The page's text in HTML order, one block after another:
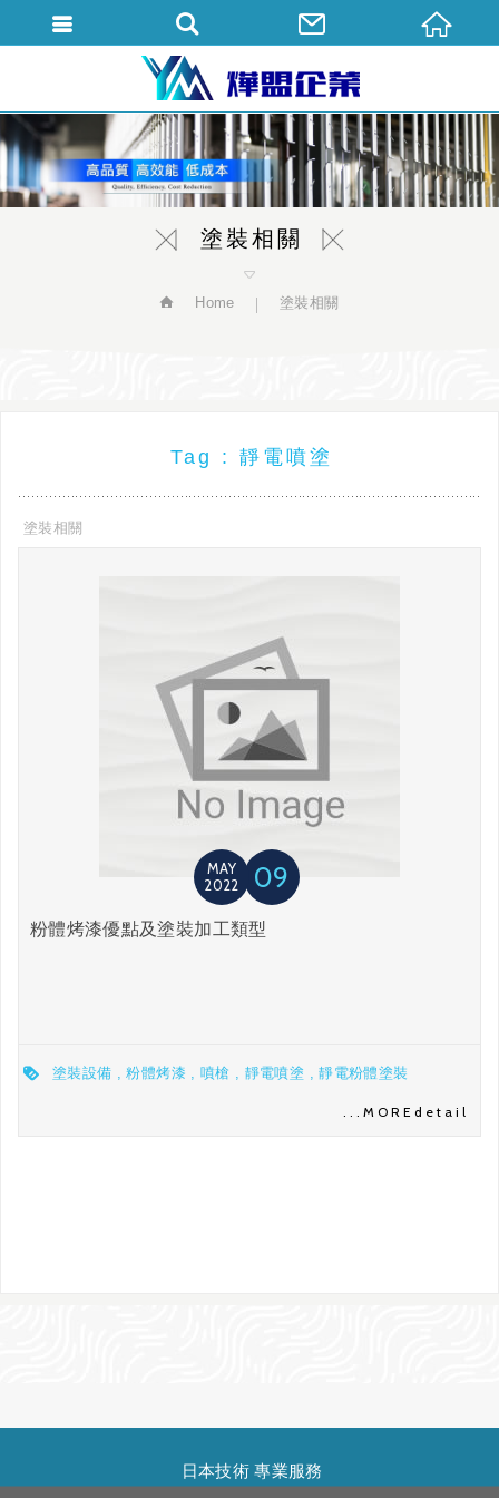
塗裝相關
Home 塗裝相關
Tag : 靜電噴塗
塗裝相關
09
MAY
2022
粉體烤漆優點及塗裝加工類型
塗裝設備 粉體烤漆 噴槍 靜電噴塗 靜電粉體塗裝
... MORE detail
日本技術 專業服務
繁體中文